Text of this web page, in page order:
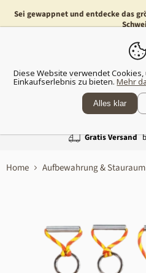
Sei gewappnet und entdecke das
Menü
Gratis Versand
Home Aufbewahrung & Stauraum
Diese Website verwendet
Einkaufserlebnis zu bieten. Mehr
Alles klar